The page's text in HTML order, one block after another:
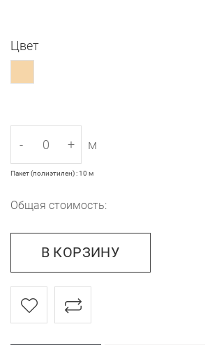
Цвет
- + м
Пакет (полиэтилен) : 10 м
Общая стоимость:
В КОРЗИНУ